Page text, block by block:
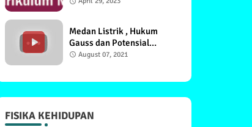
Medan Listrik , Hukum
Gauss dan Potensial
Listrik
August 07, 2021
FISIKA KEHIDUPAN